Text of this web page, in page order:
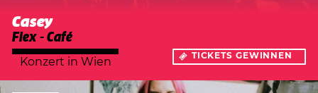
Casey
Flex - Café
Konzert in Wien TICKETS GEWINNEN